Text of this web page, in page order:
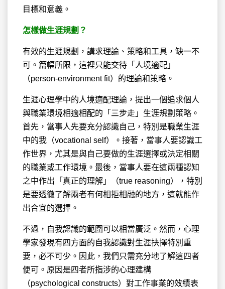
目標和意義。
怎樣做生涯規劃？
有效的生涯規劃，講求理論、策略和工具，缺一不
可。篇幅所限，這裡只能交待「人境適配」
（person-environment fit）的理論和策略。
生涯心理學中的人境適配理論，提出一個追求個人
與職業環境相適相配的「三步走」生涯規劃策略。
首先，當事人先要充分認識自己，特別是職業生涯
中的我（vocational self）。接著，當事人要認識工
作世界，尤其是與自己要做的生涯選擇或決定相關
的職業或工作環境。最後，當事人要在這兩種認知
之中作出「真正的理解」（true reasoning），特別
是要透徹了解兩者有何相拒相融的地方，這就能作
出合宜的選擇。
不過，自我認識的範圍可以相當廣泛。然而，心理
學家發現有四方面的自我認識對生涯抉擇特別重
要，必不可少。因此，我們只需充分地了解這四者
便可。原因是四者所指涉的心理建構
（psychological constructs）對工作事業的效績表